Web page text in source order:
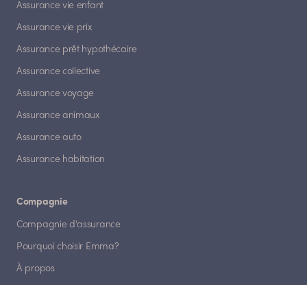
Assurance vie enfant
Assurance vie prix
Assurance prêt hypothécaire
Assurance collective
Assurance voyage
Assurance animaux
Assurance auto
Assurance habitation
Compagnie
Compagnie d'assurance
Pourquoi choisir Emma?
À propos